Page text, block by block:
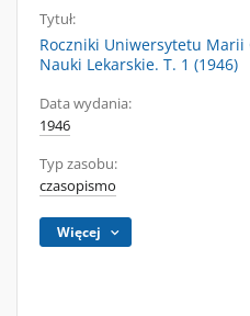
Tytuł:
Roczniki Uniwersytetu Marii
Nauki Lekarskie. T. 1 (1946)
Data wydania:
1946
Typ zasobu:
czasopismo
Więcej